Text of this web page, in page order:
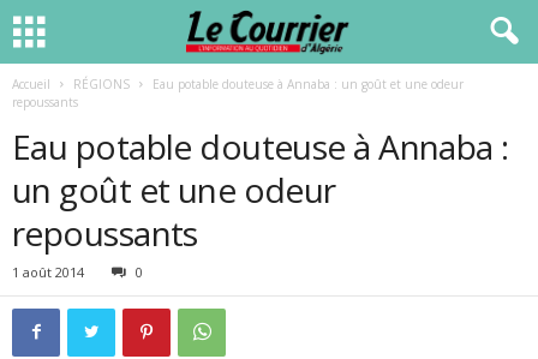
Accueil RÉGIONS
Eau potable douteuse à Annaba : un goût et une odeur
repoussants
Eau potable douteuse à Annaba :
un goût et une odeur
repoussants
1 août 2014 0